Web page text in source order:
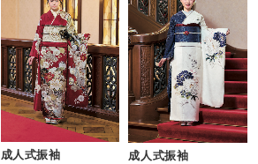
成人式振袖 成人式振袖